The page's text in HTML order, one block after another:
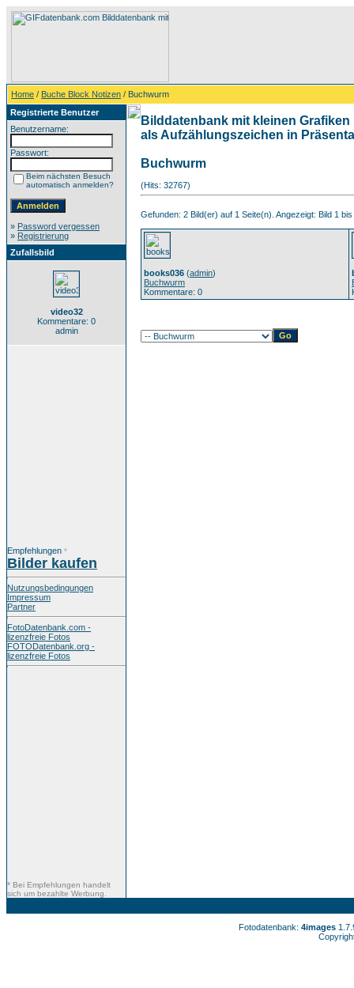
Home / Buche Block Notizen / Buchwurm
Registrierte Benutzer
Benutzername:
Passwort:
Beim nächsten Besuch
automatisch anmelden?
» Password vergessen
» Registrierung
Zufallsbild
video32
Kommentare: 0
admin
Empfehlungen *
Bilder kaufen
Nutzungsbedingungen
Impressum
Partner
FotoDatenbank.com -
lizenzfreie Fotos
FOTODatenbank.org -
lizenzfreie Fotos
* Bei Empfehlungen handelt
sich um bezahlte Werbung.
Bilddatenbank mit kleinen
als Aufzählungszeichen in
Buchwurm
(Hits: 32767)
Gefunden: 2 Bild(er) auf 1 Seite(n). Angezeigt: Bild 1 bis
books036 (admin)
Buchwurm
Kommentare: 0
Fotodatenbank: 4images